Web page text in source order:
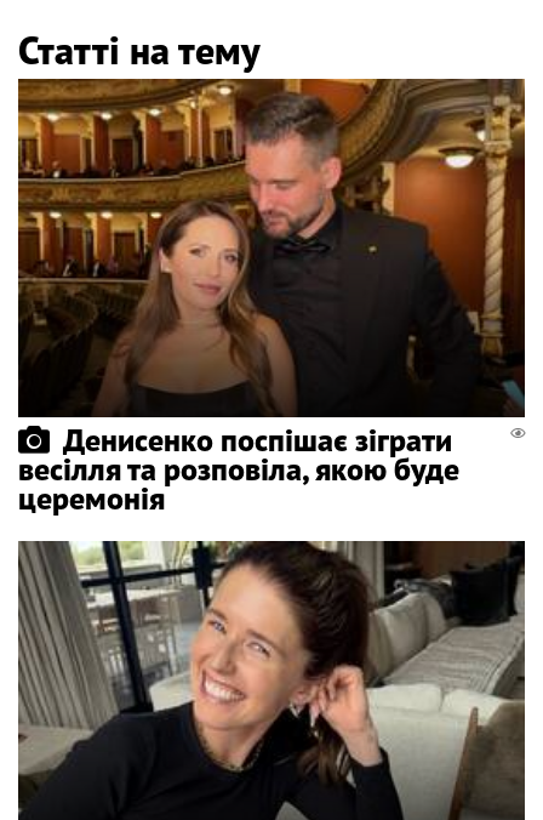
Статті на тему
Денисенко поспішає зіграти
весілля та розповіла, якою буде
церемонія